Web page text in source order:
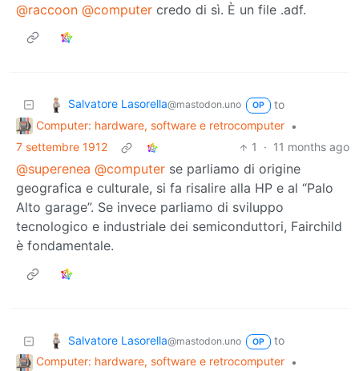
@raccoon @computer credo di sì. È un file .adf.
Salvatore Lasorella@mastodon.uno OP
to
Computer: hardware, software e retrocomputer •
7 settembre 1912
1 · 11 months ago
@superenea @computer se parliamo di origine
geografica e culturale, si fa risalire alla HP e al “Palo
Alto garage”. Se invece parliamo di sviluppo
tecnologico e industriale dei semiconduttori, Fairchild
è fondamentale.
Salvatore Lasorella@mastodon.uno OP
to
Computer: hardware, software e retrocomputer •